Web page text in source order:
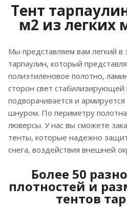
Тент
м2 из легких
Мы представляем вам легкий в
тарпаулин, который
полиэтиленовое полотно,
сторон свет стабилизирующей
подворачивается и
шнуром. По периметру полотна
люверсы. У нас вы сможете
тенты, которые надежно
снега, воздействия внешней
Более 50
плотностей и
тентов